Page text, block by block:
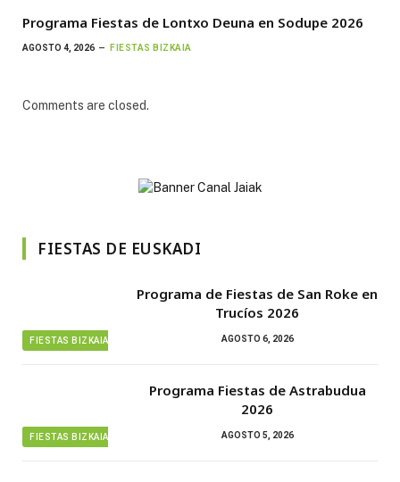
Programa Fiestas de Lontxo Deuna en Sodupe 2026
AGOSTO 4, 2026 FIESTAS BIZKAIA
Comments are closed.
FIESTAS DE EUSKADI
FIESTAS BIZKAIA
Programa de Fiestas de San Roke en
Trucíos 2026
AGOSTO 6, 2026
FIESTAS BIZKAIA
Programa Fiestas de Astrabudua
2026
AGOSTO 5, 2026